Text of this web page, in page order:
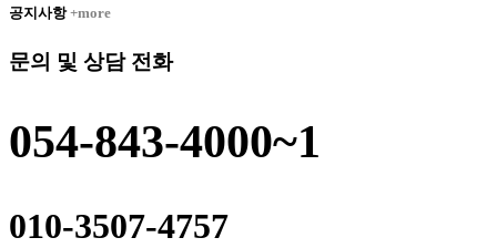
공지사항+more
문의 및 상담 전화
054-843-4000~1
010-3507-4757